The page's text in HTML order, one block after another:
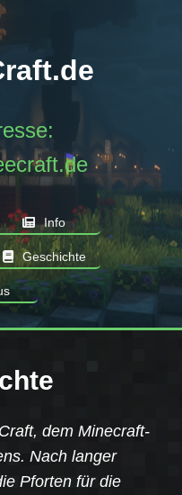
Info
Geschichte
dem Minecraft-
Nach langer
Pforten für die